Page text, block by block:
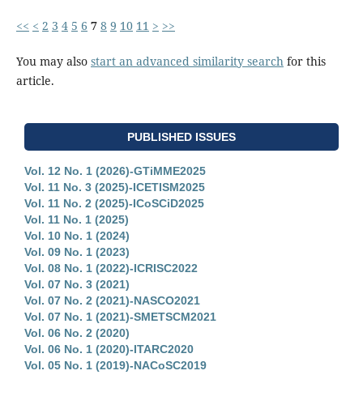
<< < 2 3 4 5 6 7 8 9 10 11 > >>
You may also start an advanced similarity searchfor this
article.
PUBLISHED ISSUES
Vol. 12 No. 1 (2026)-GTiMME2025
Vol. 11 No. 3 (2025)-ICETISM2025
Vol. 11 No. 2 (2025)-ICoSCiD2025
Vol. 11 No. 1 (2025)
Vol. 10 No. 1 (2024)
Vol. 09 No. 1 (2023)
Vol. 08 No. 1 (2022)-ICRISC2022
Vol. 07 No. 3 (2021)
Vol. 07 No. 2 (2021)-NASCO2021
Vol. 07 No. 1 (2021)-SMETSCM2021
Vol. 06 No. 2 (2020)
Vol. 06 No. 1 (2020)-ITARC2020
Vol. 05 No. 1 (2019)-NACoSC2019